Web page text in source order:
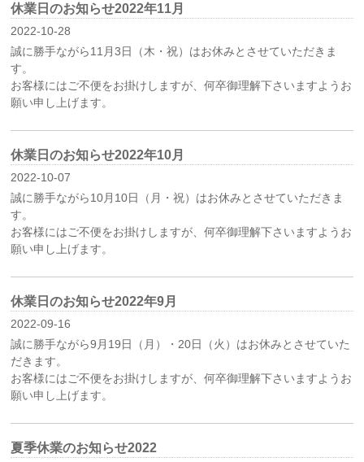
休業日のお知らせ2022年11月
2022-10-28
誠に勝手ながら11月3日（木・祝）はお休みとさせていただきま
す。
お客様にはご不便をお掛けしますが、何卒御理解下さいますようお
願い申し上げます。
休業日のお知らせ2022年10月
2022-10-07
誠に勝手ながら10月10日（月・祝）はお休みとさせていただきま
す。
お客様にはご不便をお掛けしますが、何卒御理解下さいますようお
願い申し上げます。
休業日のお知らせ2022年9月
2022-09-16
誠に勝手ながら9月19日（月）・20日（火）はお休みとさせていた
だきます。
お客様にはご不便をお掛けしますが、何卒御理解下さいますようお
願い申し上げます。
夏季休業のお知らせ2022